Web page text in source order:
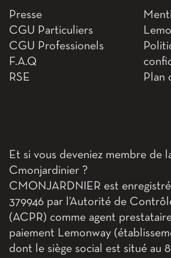
Presse
CGU Particuliers
CGU Professionels
F.A.Q
RSE
Plan
Et si vous deveniez membre de
Cmonjardinier ?
CMONJARDNIER est
379946 par l’Autorité de
(ACPR) comme agent
paiement Lemonway
dont le siège social est situé au